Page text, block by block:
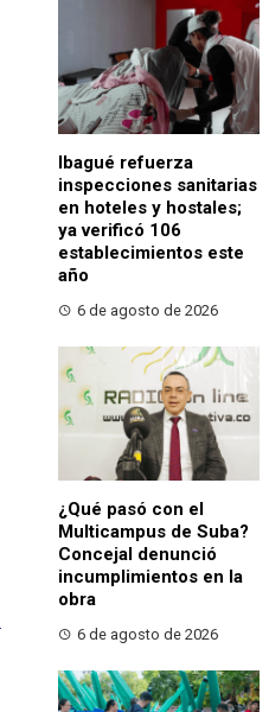
Ibagué refuerza
inspecciones sanitarias
en hoteles y hostales;
ya verificó 106
establecimientos este
año
6 de agosto de 2026
¿Qué pasó con el
Multicampus de Suba?
Concejal denunció
incumplimientos en la
obra
6 de agosto de 2026